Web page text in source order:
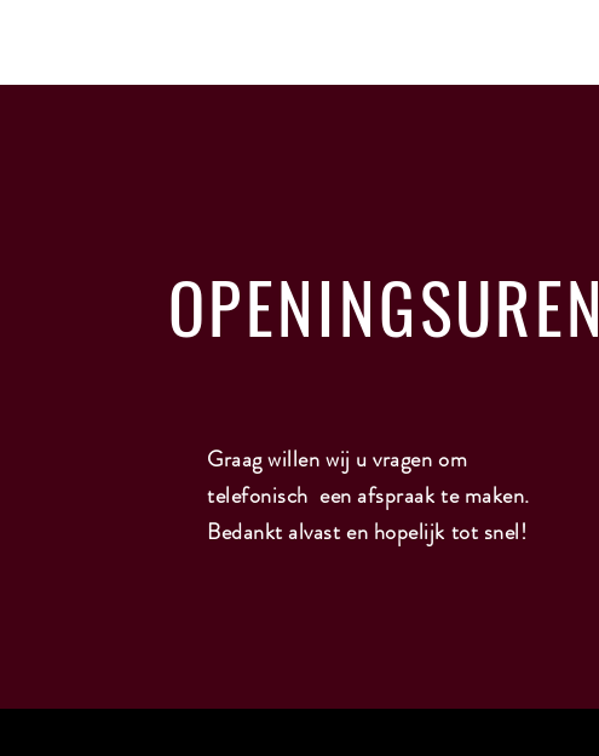
OPENINGSUREN
Graag willen wij u vragen om
telefonisch een afspraak te maken.
Bedankt alvast en hopelijk tot snel!